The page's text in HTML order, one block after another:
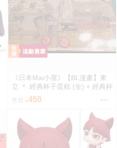
《日本Mai小屋》【BL漫畫】東
立 ＊ 經典杯子蛋糕 (全) + 經典杯
子蛋糕 with 卡布奇諾 (全) ＊ 作
者：佐岸左岸
售價 450